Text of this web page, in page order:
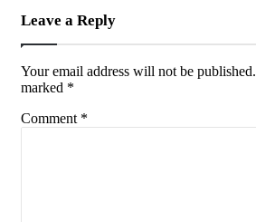
Leave a Reply
Your email address will not be published.
marked *
Comment *